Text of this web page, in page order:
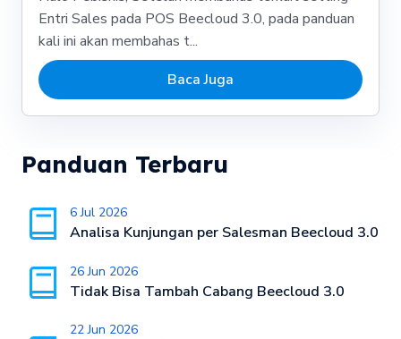
Entri Sales pada POS Beecloud 3.0, pada panduan
kali ini akan membahas t...
Baca Juga
Panduan Terbaru
6 Jul 2026
Analisa Kunjungan per Salesman Beecloud 3.0
26 Jun 2026
Tidak Bisa Tambah Cabang Beecloud 3.0
22 Jun 2026